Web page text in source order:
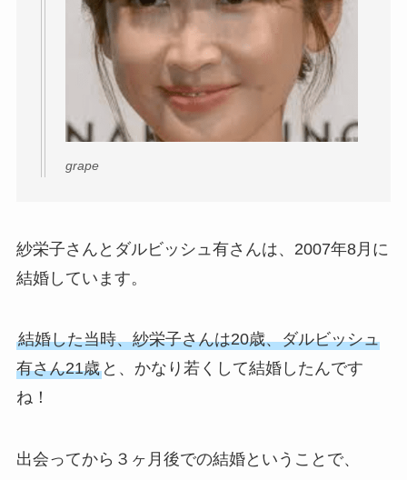
grape
紗栄子さんとダルビッシュ有さんは、2007年8月に
結婚しています。
結婚した当時、紗栄子さんは20歳、ダルビッシュ
有さん21歳と、かなり若くして結婚したんです
ね！
出会ってから３ヶ月後での結婚ということで、